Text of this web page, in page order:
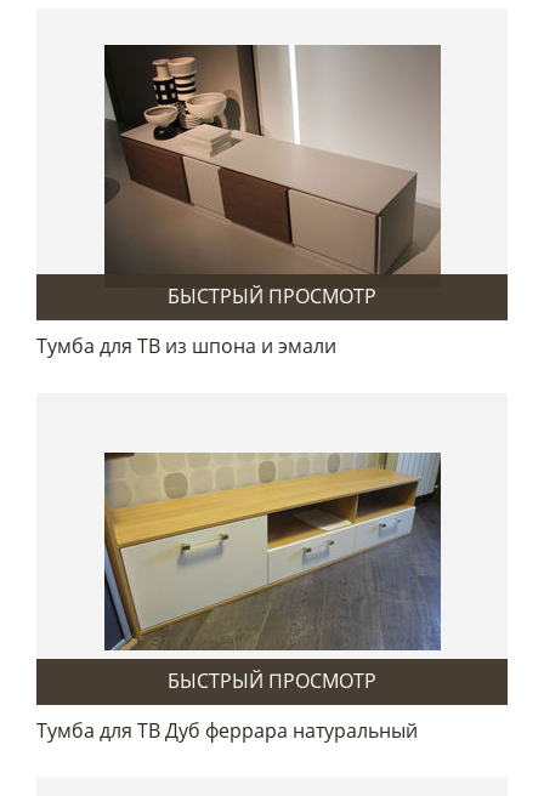
БЫСТРЫЙ ПРОСМОТР
Тумба для ТВ из шпона и эмали
БЫСТРЫЙ ПРОСМОТР
Тумба для ТВ Дуб феррара натуральный